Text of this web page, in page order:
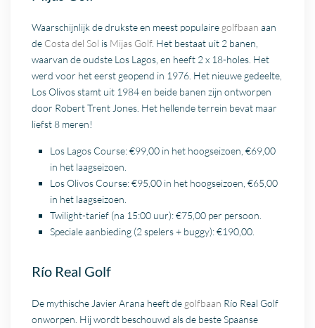
Waarschijnlijk de drukste en meest populaire golfbaan aan
de Costa del Sol is Mijas Golf. Het bestaat uit 2 banen,
waarvan de oudste Los Lagos, en heeft 2 x 18-holes. Het
werd voor het eerst geopend in 1976. Het nieuwe gedeelte,
Los Olivos stamt uit 1984 en beide banen zijn ontworpen
door Robert Trent Jones. Het hellende terrein bevat maar
liefst 8 meren!
Los Lagos Course: €99,00 in het hoogseizoen, €69,00
in het laagseizoen.
Los Olivos Course: €95,00 in het hoogseizoen, €65,00
in het laagseizoen.
Twilight-tarief (na 15:00 uur): €75,00 per persoon.
Speciale aanbieding (2 spelers + buggy): €190,00.
Río Real Golf
De mythische Javier Arana heeft de golfbaan Río Real Golf
onworpen. Hij wordt beschouwd als de beste Spaanse